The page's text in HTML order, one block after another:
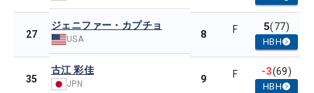
27
ジェニファー・カプチョ
USA 8 F 5(77)
HBH
35
古江 彩佳
JPN 9 F -3(69)
HBH